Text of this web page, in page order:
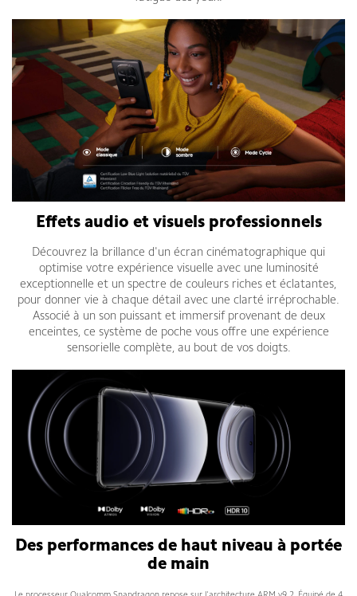
Effets audio et visuels professionnels
Découvrez la brillance d'un écran cinématographique qui
optimise votre expérience visuelle avec une luminosité
exceptionnelle et un spectre de couleurs riches et éclatantes,
pour donner vie à chaque détail avec une clarté irréprochable.
Associé à un son puissant et immersif provenant de deux
enceintes, ce système de poche vous offre une expérience
sensorielle complète, au bout de vos doigts.
Des performances de haut niveau à portée
de main